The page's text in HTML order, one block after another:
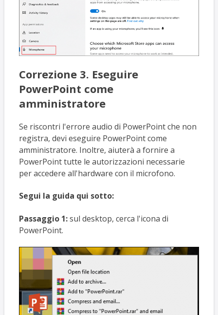
Correzione 3. Eseguire
PowerPoint come
amministratore
Se riscontri l'errore audio di PowerPoint che non
registra, devi eseguire PowerPoint come
amministratore. Inoltre, aiuterà a fornire a
PowerPoint tutte le autorizzazioni necessarie
per accedere all'hardware con il microfono.
Segui la guida qui sotto:
Passaggio 1:sul desktop, cerca l'icona di
PowerPoint.